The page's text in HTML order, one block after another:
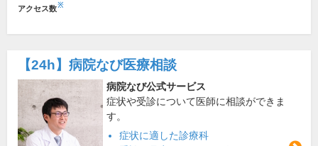
アクセス数※
【24h】 病院なび医療相談
病院なび公式サービス
症状や受診について医師に相談ができま
す。
症状に適した診療科